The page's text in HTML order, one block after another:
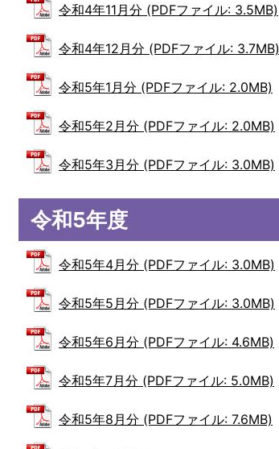
令和4年11月分 (PDFファイル: 3.5MB)
令和4年12月分 (PDFファイル: 3.7MB)
令和5年1月分 (PDFファイル: 2.0MB)
令和5年2月分 (PDFファイル: 2.0MB)
令和5年3月分 (PDFファイル: 3.0MB)
令和5年度
令和5年4月分 (PDFファイル: 3.0MB)
令和5年5月分 (PDFファイル: 3.0MB)
令和5年6月分 (PDFファイル: 4.6MB)
令和5年7月分 (PDFファイル: 5.0MB)
令和5年8月分 (PDFファイル: 7.6MB)